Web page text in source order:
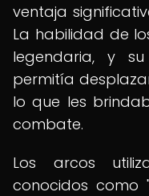
ventaja
La habilidad de
legendaria, y
permitía
lo que les
combate.
Los arcos
conocidos como